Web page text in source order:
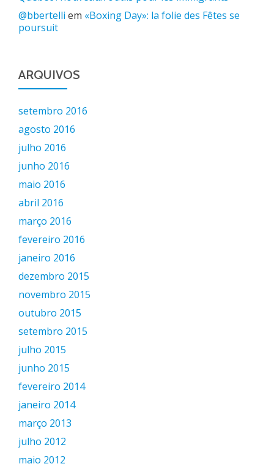
@bbertelli em «Boxing Day»: la folie des Fêtes se
poursuit
ARQUIVOS
setembro 2016
agosto 2016
julho 2016
junho 2016
maio 2016
abril 2016
março 2016
fevereiro 2016
janeiro 2016
dezembro 2015
novembro 2015
outubro 2015
setembro 2015
julho 2015
junho 2015
fevereiro 2014
janeiro 2014
março 2013
julho 2012
maio 2012